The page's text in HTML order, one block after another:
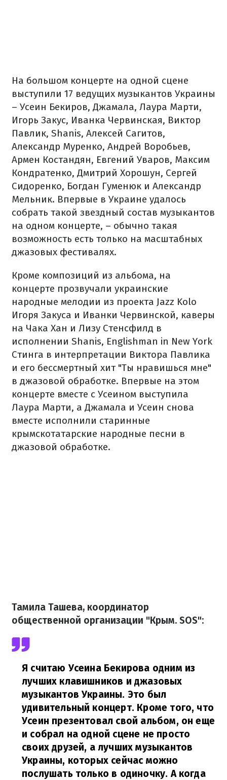
На большом концерте на одной сцене
выступили 17 ведущих музыкантов Украины
– Усеин Бекиров, Джамала, Лаура Марти,
Игорь Закус, Иванка Червинская, Виктор
Павлик, Shanis, Алексей Сагитов,
Александр Муренко, Андрей Воробьев,
Армен Костандян, Евгений Уваров, Максим
Кондратенко, Дмитрий Хорошун, Сергей
Сидоренко, Богдан Гуменюк и Александр
Мельник. Впервые в Украине удалось
собрать такой звездный состав музыкантов
на одном концерте, – обычно такая
возможность есть только на масштабных
джазовых фестивалях.
Кроме композиций из альбома, на
концерте прозвучали украинские
народные мелодии из проекта Jazz Kolo
Игоря Закуса и Иванки Червинской, каверы
на Чака Хан и Лизу Стенсфилд в
исполнении Shanis, Englishman in New York
Стинга в интерпретации Виктора Павлика
и его бессмертный хит "Ты нравишься мне"
в джазовой обработке. Впервые на этом
концерте вместе с Усеином выступила
Лаура Марти, а Джамала и Усеин снова
вместе исполнили старинные
крымскотатарские народные песни в
джазовой обработке.
Тамила Ташева, координатор
общественной организации "Крым. SOS":
Я считаю Усеина Бекирова одним из
лучших клавишников и джазовых
музыкантов Украины. Это был
удивительный концерт. Кроме того, что
Усеин презентовал свой альбом, он еще
и собрал на одной сцене не просто
своих друзей, а лучших музыкантов
Украины, которых сейчас можно
послушать только в одиночку. А когда